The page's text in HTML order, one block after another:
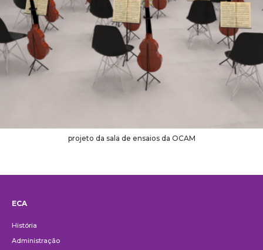
projeto da sala de ensaios da OCAM
ECA
História
Administração